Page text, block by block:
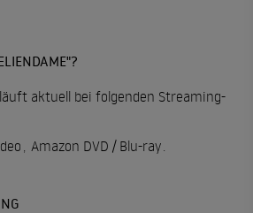
aktuell bei folgenden Streaming-
, Amazon DVD / Blu-ray.